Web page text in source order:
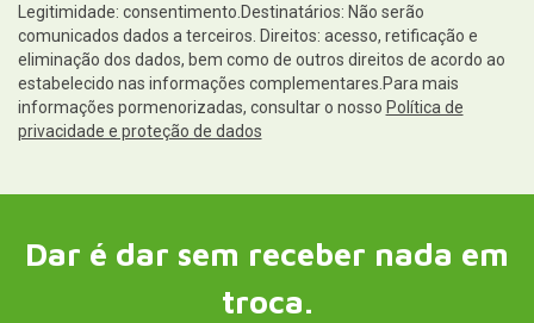
Legitimidade: consentimento.Destinatários: Não serão
comunicados dados a terceiros. Direitos: acesso, retificação e
eliminação dos dados, bem como de outros direitos de acordo ao
estabelecido nas informações complementares.Para mais
informações pormenorizadas, consultar o nosso Política de
privacidade e proteção de dados
Dar é dar sem receber nada em
troca.